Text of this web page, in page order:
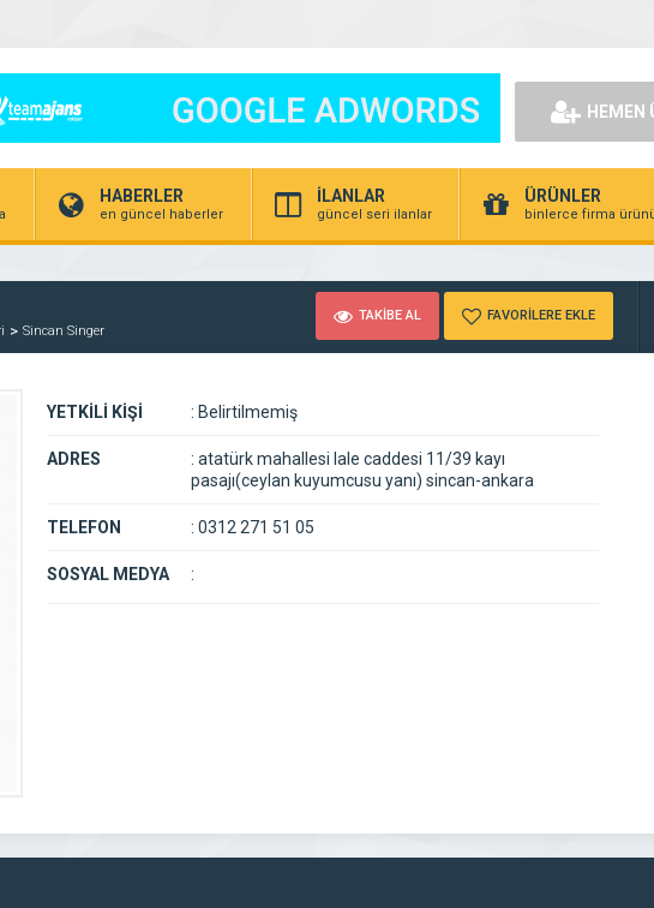
HEMEN
HABERLER
en güncel haberler
İLANLAR
güncel seri ilanlar
ÜRÜNLER
binlerce firma
Sincan Singer
TAKİBE AL FAVORİLERE EKLE
YETKİLİ KİŞİ : Belirtilmemiş
ADRES : atatürk mahallesi lale caddesi 11/39 kayı
pasajı(ceylan kuyumcusu yanı) sincan-ankara
TELEFON : 0312 271 51 05
SOSYAL MEDYA :